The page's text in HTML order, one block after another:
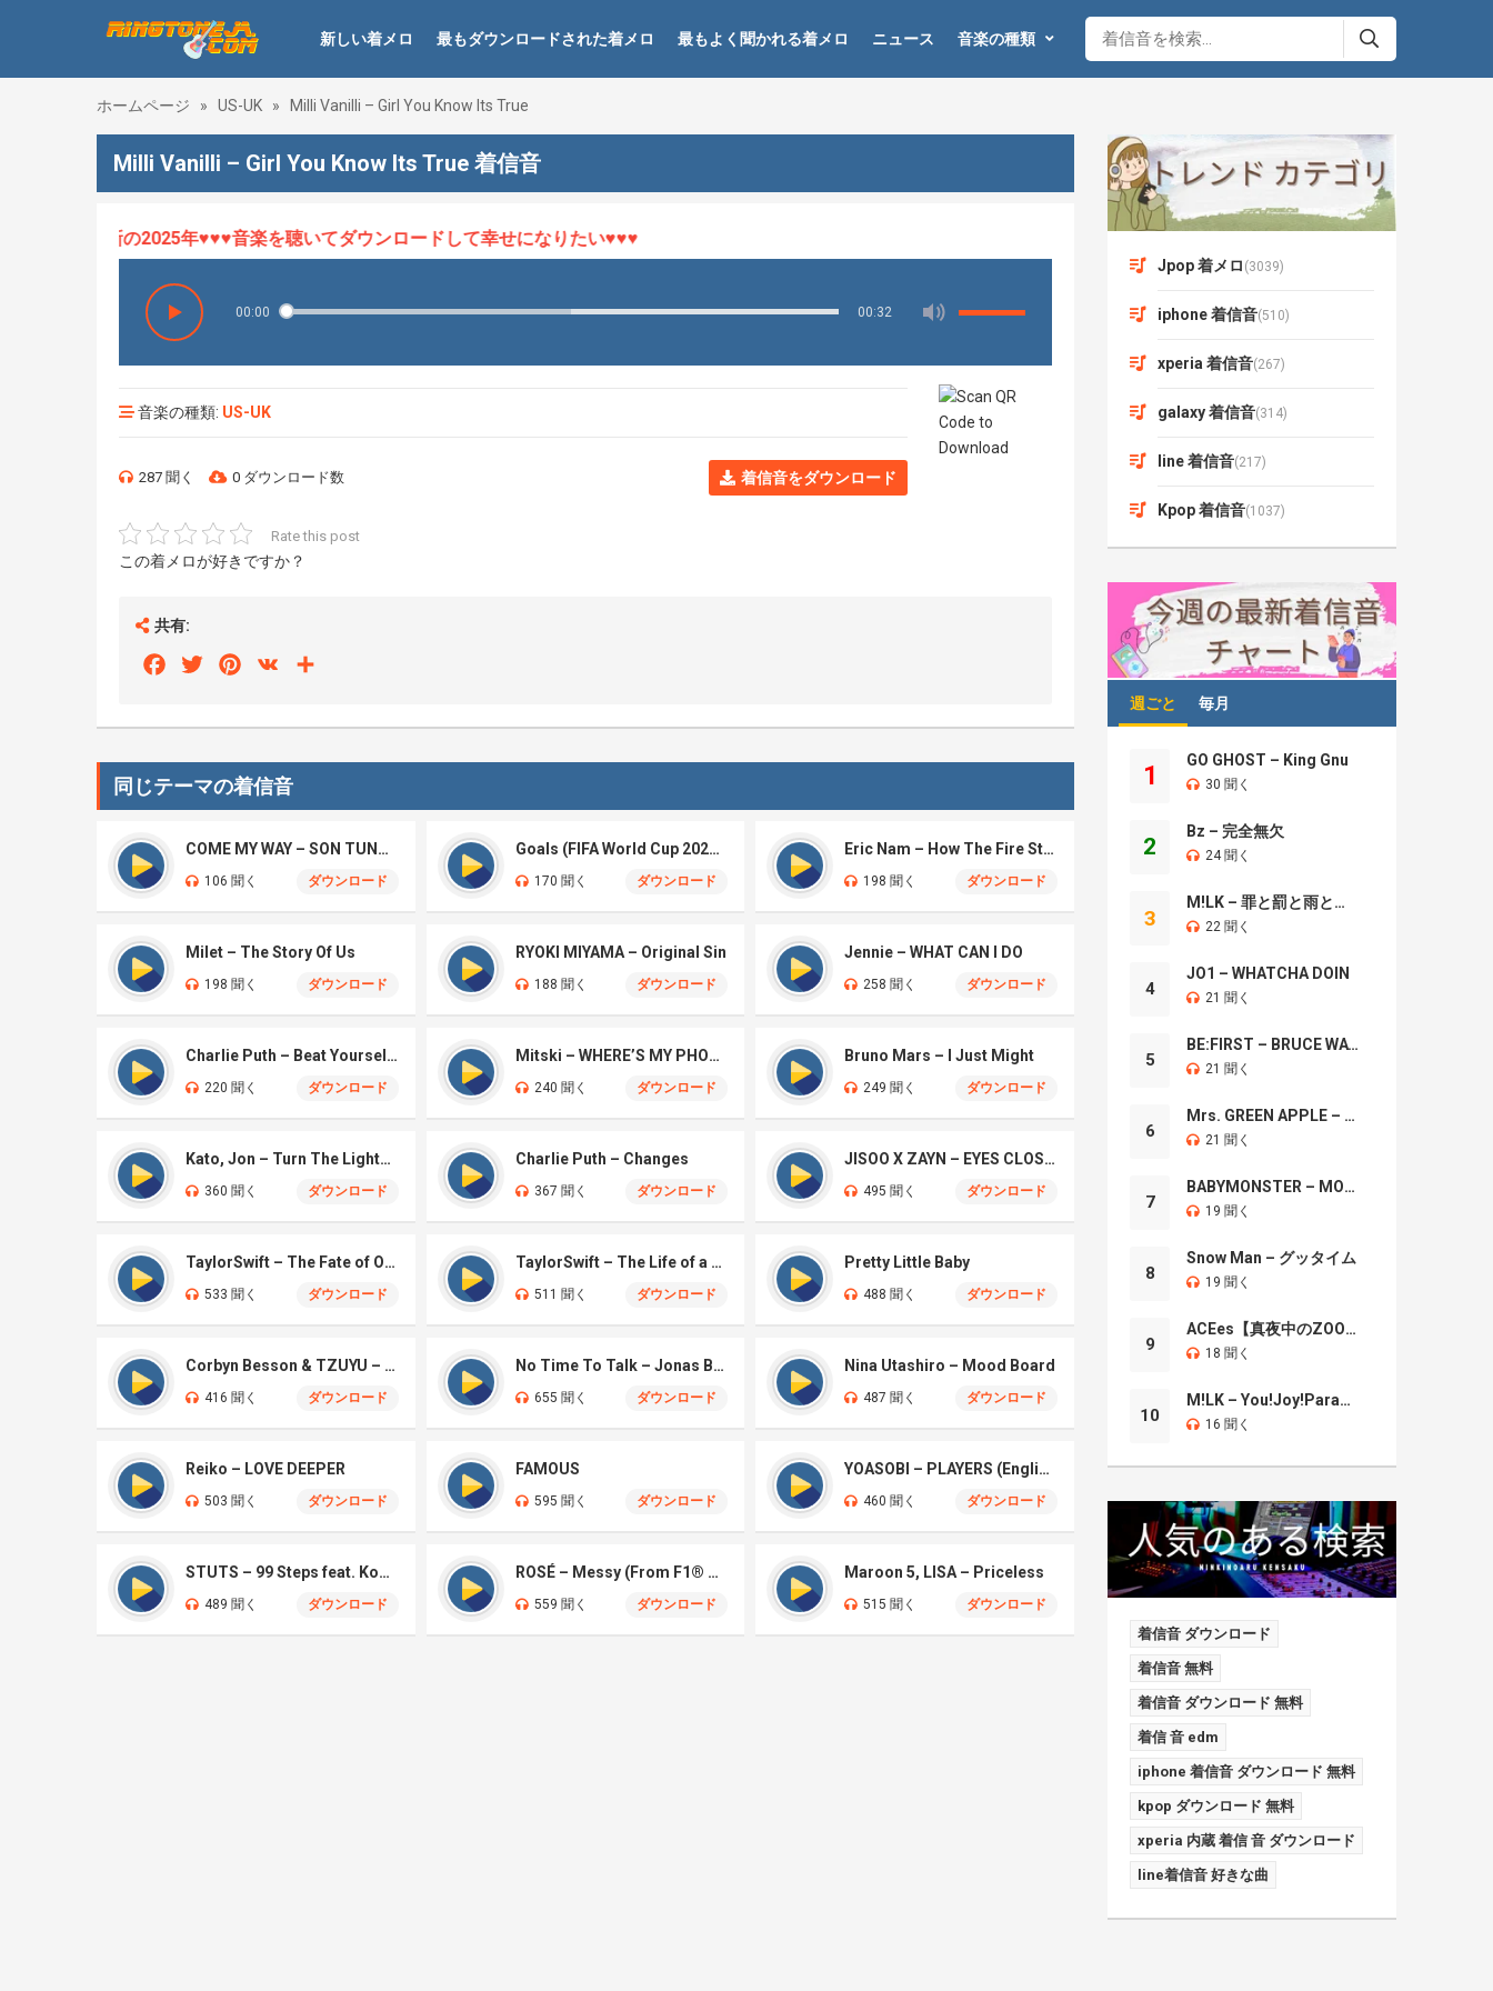
新しい着メロ 最もダウンロードされた着メロ 最もよく聞かれる着メロ ニュース 音楽の種類
ホームページ » US-UK » Milli Vanilli – Girl You Know Its True
Milli Vanilli – Girl You Know Its True 着信音
、最新の2025年♥♥♥音楽を聴いてダウンロードして幸せになりたい♥♥♥
00:00 00:32
音楽の種類: US-UK
287 聞く 0 ダウンロード数 着信音をダウンロード
Rate this post
この着メロが好きですか？
共有:
FacebookTwitterPinterest
VK
同じテーマの着信音
COME MY WAY – SON TUNG M-TP, TYGA
106 聞く ダウンロード
Goals (FIFA World Cup 2026™)
170 聞く ダウンロード
Eric Nam – How The Fire Started
198 聞く ダウンロード
Milet – The Story Of Us
198 聞く ダウンロード
RYOKI MIYAMA – Original Sin
188 聞く ダウンロード
Jennie – WHAT CAN I DO
258 聞く ダウンロード
Charlie Puth – Beat Yourself Up
220 聞く ダウンロード
Mitski – WHERE’S MY PHONE?
240 聞く ダウンロード
Bruno Mars – I Just Might
249 聞く ダウンロード
Kato, Jon – Turn The Lights Off
360 聞く ダウンロード
Charlie Puth – Changes
367 聞く ダウンロード
JISOO X ZAYN – EYES CLOSED
495 聞く ダウンロード
TaylorSwift – The Fate of Ophelia
533 聞く ダウンロード
TaylorSwift – The Life of a Showgirl
511 聞く ダウンロード
Pretty Little Baby
488 聞く ダウンロード
Corbyn Besson & TZUYU – Blink
416 聞く ダウンロード
No Time To Talk – Jonas Brothers
655 聞く ダウンロード
Nina Utashiro – Mood Board
487 聞く ダウンロード
Reiko – LOVE DEEPER
503 聞く ダウンロード
FAMOUS
595 聞く ダウンロード
YOASOBI – PLAYERS (English Version)
460 聞く ダウンロード
STUTS – 99 Steps feat. Kohjiya, Hana Hope
489 聞く ダウンロード
ROSÉ – Messy (From F1® The Movie)
559 聞く ダウンロード
Maroon 5, LISA – Priceless
515 聞く ダウンロード
Jpop 着メロ (3039)
iphone 着信音(510)
xperia 着信音(267)
galaxy 着信音(314)
line 着信音(217)
Kpop 着信音(1037)
週ごと 毎月
1
GO GHOST – King Gnu
30 聞く
2
Bz – 完全無欠
24 聞く
3
M!LK – 罪と罰と雨とキス
22 聞く
4
JO1 – WHATCHA DOIN
21 聞く
5
BE:FIRST – BRUCE WAYNE
21 聞く
6
Mrs. GREEN APPLE – Brand New
21 聞く
7
BABYMONSTER – MOON
19 聞く
8
Snow Man – グッタイム
19 聞く
9
ACEes【真夜中のZOO】
18 聞く
10
M!LK – You!Joy!Parade!
16 聞く
着信音 ダウンロード
着信音 無料
着信音 ダウンロード 無料
着信 音 edm
iphone 着信音 ダウンロード 無料
kpop ダウンロード 無料
xperia 内蔵 着信 音 ダウンロード
line着信音 好きな曲